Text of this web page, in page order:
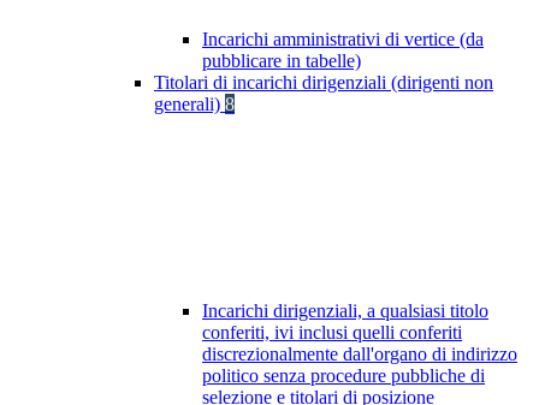
Incarichi amministrativi di vertice (da
pubblicare in tabelle)
Titolari di incarichi dirigenziali (dirigenti non
generali) 8
Incarichi dirigenziali, a qualsiasi titolo
conferiti, ivi inclusi quelli conferiti
discrezionalmente dall'organo di indirizzo
politico senza procedure pubbliche di
selezione e titolari di posizione